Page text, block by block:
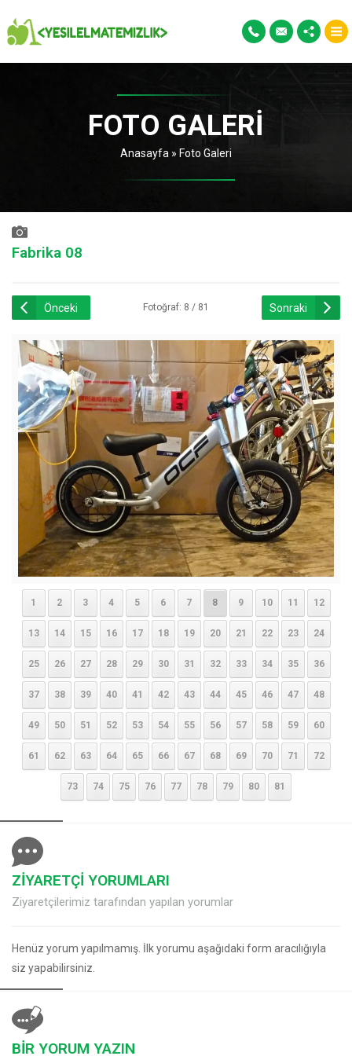
FOTO GALERI
Anasayfa » Foto Galeri
Fabrika 08
Önceki Fotoğraf: 8 / 81 Sonraki
1 2 3 4 5 6 7 8 9 10 11 12
13 14 15 16 17 18 19 20 21 22 23 24
25 26 27 28 29 30 31 32 33 34 35 36
37 38 39 40 41 42 43 44 45 46 47 48
49 50 51 52 53 54 55 56 57 58 59 60
61 62 63 64 65 66 67 68 69 70 71 72
73 74 75 76 77 78 79 80 81
ZİYARETÇİ YORUMLARI
Ziyaretçilerimiz tarafından yapılan yorumlar
Henüz yorum yapılmamış. İlk yorumu aşağıdaki form aracılığıyla
siz yapabilirsiniz.
BİR YORUM YAZIN